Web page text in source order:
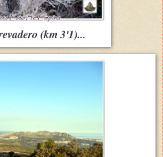
(km 3'1)...